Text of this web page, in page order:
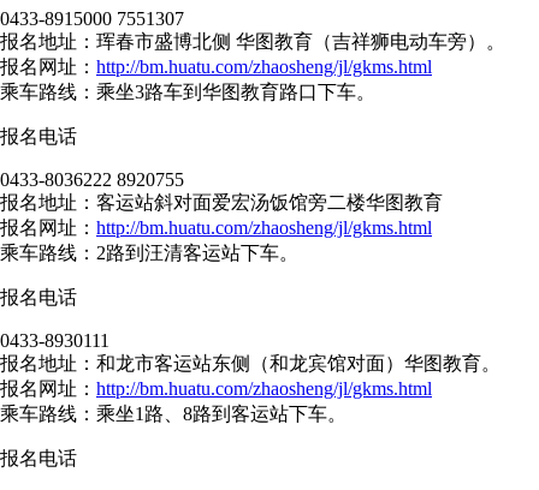
0433-8915000 7551307
报名地址：珲春市盛博北侧 华图教育（吉祥狮电动车旁）。
报名网址： http://bm.huatu.com/zhaosheng/jl/gkms.html
乘车路线：乘坐3路车到华图教育路口下车。
报名电话
0433-8036222 8920755
报名地址：客运站斜对面爱宏汤饭馆旁二楼华图教育
报名网址： http://bm.huatu.com/zhaosheng/jl/gkms.html
乘车路线：2路到汪清客运站下车。
报名电话
0433-8930111
报名地址：和龙市客运站东侧（和龙宾馆对面）华图教育。
报名网址： http://bm.huatu.com/zhaosheng/jl/gkms.html
乘车路线：乘坐1路、8路到客运站下车。
报名电话